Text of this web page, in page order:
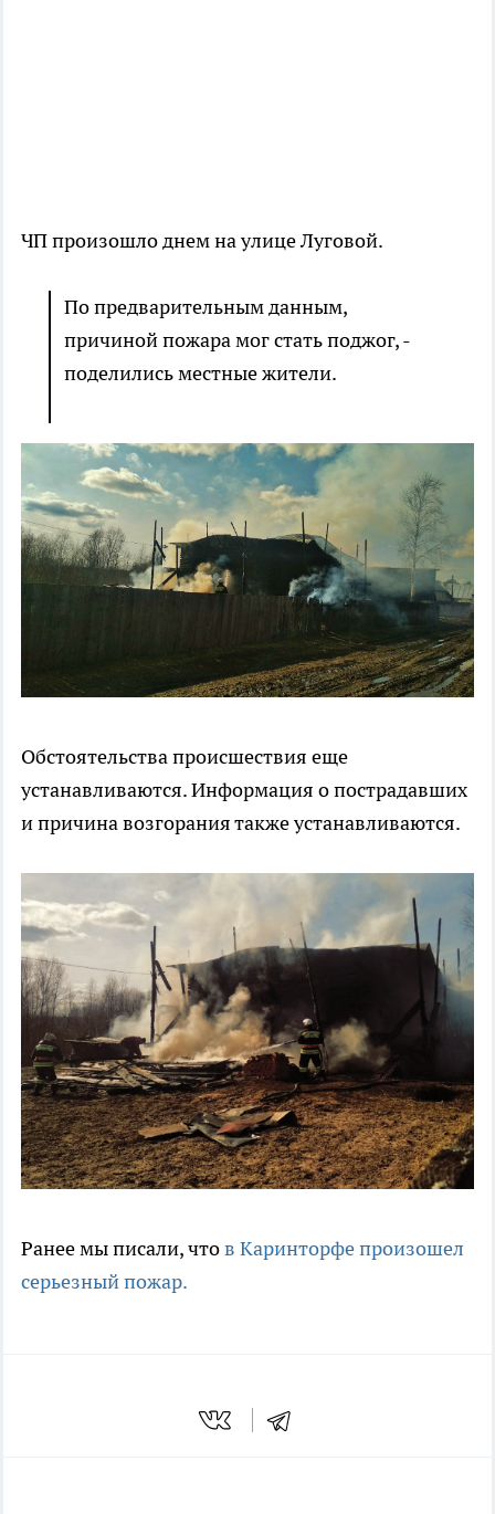
ЧП произошло днем на улице Луговой.
По предварительным данным,
причиной пожара мог стать поджог, -
поделились местные жители.
Обстоятельства происшествия еще
устанавливаются. Информация о пострадавших
и причина возгорания также устанавливаются.
Ранее мы писали, чтов Каринторфе произошел
серьезный пожар.